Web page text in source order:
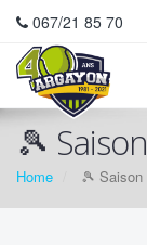
067/21 85 70
🎾
Home 🎾